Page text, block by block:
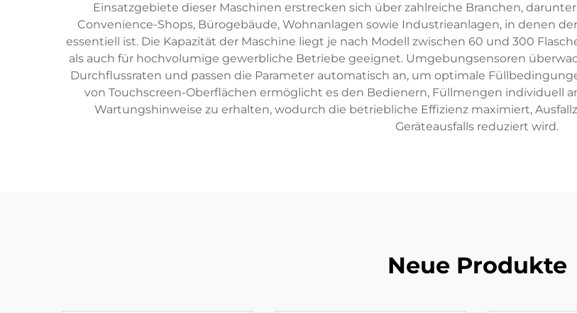
Einsatzgebiete dieser Maschinen erstrecken sich über zahlreiche Branchen,
Convenience-Shops, Bürogebäude, Wohnanlagen sowie Industrieanlagen, in denen
essentiell ist. Die Kapazität der Maschine liegt je nach Modell zwischen 60 und 300
als auch für hochvolumige gewerbliche Betriebe geeignet. Umgebungsensoren
Durchflussraten und passen die Parameter automatisch an, um optimale
von Touchscreen-Oberflächen ermöglicht es den Bedienern, Füllmengen individuell
Wartungshinweise zu erhalten, wodurch die betriebliche Effizienz maximiert,
Geräteausfalls reduziert wird.
Neue Produkte